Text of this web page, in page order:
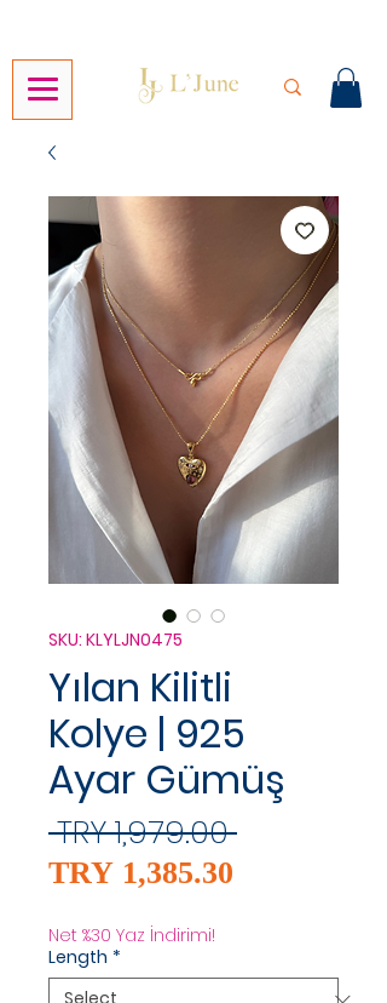
SKU: KLYLJN0475
Yılan Kilitli
Kolye | 925
Ayar Gümüş
TRY 1,979.00 Regular
TRY 1,385.30
Net %30 Yaz İndirimi!
Length *